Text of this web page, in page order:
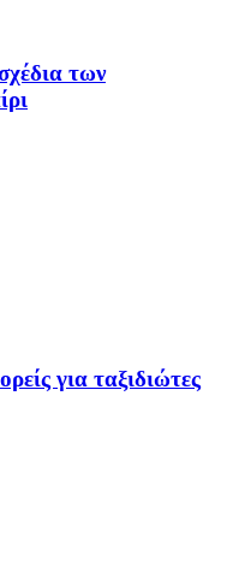
των
για ταξιδιώτες